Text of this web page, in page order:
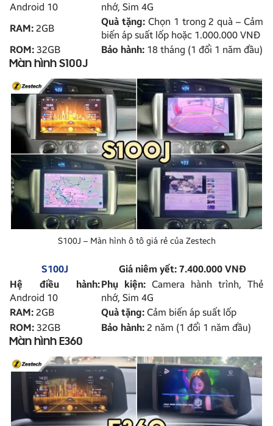
Android 10
nhớ, Sim 4G
RAM: 2GB
Quà tặng:Chọn 1 trong 2 quà – Cảm
biến áp suất lốp hoặc 1.000.000 VNĐ
ROM: 32GB Bảo hành: 18 tháng (1 đổi 1 năm đầu)
Màn hình S100J
S100J – Màn hình ô tô giá rẻ của Zestech
S100J
Giá niêm yết: 7.400.000 VNĐ
Hệ điều hành:
Android 10
Phụ kiện: Camera hành trình, Thẻ
nhớ, Sim 4G
RAM: 2GB Quà tặng: Cảm biến áp suất lốp
ROM: 32GB Bảo hành: 2 năm (1 đổi 1 năm đầu)
Màn hình E360